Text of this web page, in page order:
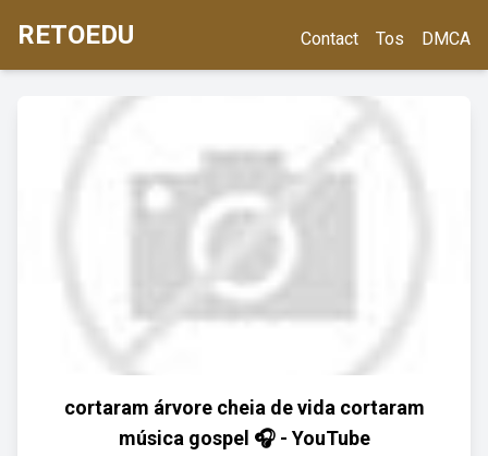
RETOEDU Contact Tos DMCA
cortaram árvore cheia de vida cortaram
música gospel 🎧 - YouTube